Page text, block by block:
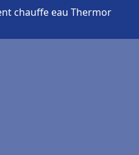
chauffe eau Thermor